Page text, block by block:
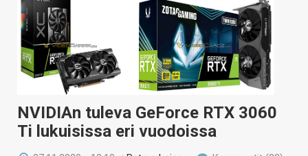
NVIDIAn tuleva GeForce RTX 3060
Ti lukuisissa eri vuodoissa